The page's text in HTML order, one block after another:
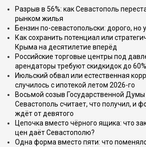
Разрыв в 56%: как Севастополь
рынком жилья
Бензин по-севастопольски: дорого,
Как сохранить потенциал или
Крыма на десятилетие вперёд
Российские торговые центры под
арендаторы требуют скидкидок до 60%
Июльский обвал или естественная
случилось с ипотекой летом 2026-го
Восьмой созыв Государственной Думы
Севастополь считает, что получил, и
ждёт от девятого
Цепочка вместо чёрного ящика: что
цен даёт Севастополю?
Одна форма вместо пяти: что